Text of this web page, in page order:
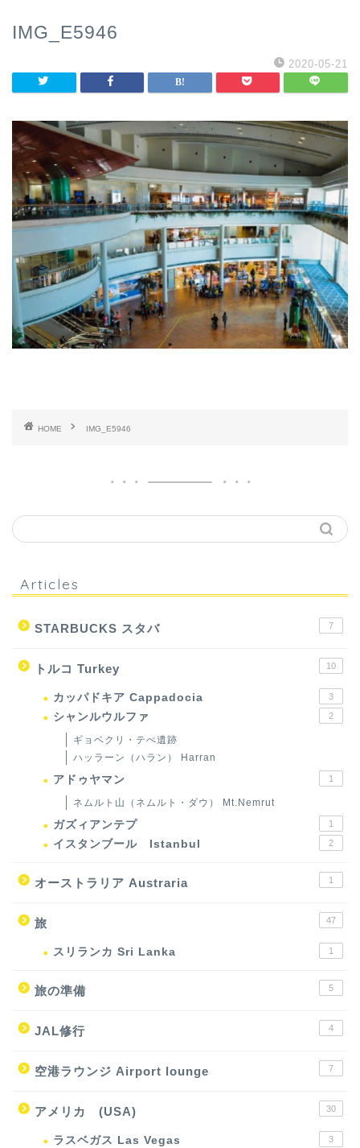
IMG_E5946
2020-05-21
HOME IMG_E5946
Articles
STARBUCKS スタバ 7
トルコ Turkey 10
カッパドキア Cappadocia 3
シャンルウルファ 2
ギョベクリ・テぺ遺跡
ハッラーン（ハラン） Harran
アドゥヤマン 1
ネムルト山（ネムルト・ダウ） Mt.Nemrut
ガズィアンテプ 1
イスタンブール Istanbul 2
オーストラリア Austraria 1
旅 47
スリランカ Sri Lanka 1
旅の準備 5
JAL修行 4
空港ラウンジ Airport lounge 7
アメリカ (USA) 30
ラスベガス Las Vegas 3